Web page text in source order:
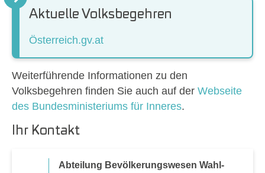
Aktuelle Volksbegehren
Österreich.gv.at
Weiterführende Informationen zu den
Volksbegehren finden Sie auch auf der Webseite
des Bundesministeriums für Inneres.
Ihr Kontakt
Abteilung Bevölkerungswesen Wahl-